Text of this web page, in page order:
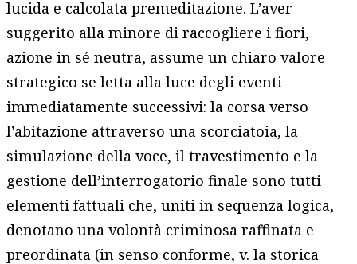
lucida e calcolata premeditazione. L’aver
suggerito alla minore di raccogliere i fiori,
azione in sé neutra, assume un chiaro valore
strategico se letta alla luce degli eventi
immediatamente successivi: la corsa verso
l’abitazione attraverso una scorciatoia, la
simulazione della voce, il travestimento e la
gestione dell’interrogatorio finale sono tutti
elementi fattuali che, uniti in sequenza logica,
denotano una volontà criminosa raffinata e
preordinata (in senso conforme, v. la storica